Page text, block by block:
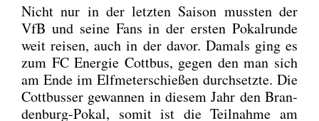
Nicht nur in der letz­ten Sai­son muss­ten der
VfB und sei­ne Fans in der ers­ten Pokal­run­de
weit rei­sen, auch in der davor. Damals ging es
zum FC Ener­gie Cott­bus, gegen den man sich
am Ende im Elf­me­ter­schie­ßen durch­setz­te. Die
Cott­bus­ser gewan­nen in die­sem Jahr den Bran­
den­burg-Pokal, somit ist die Teil­nah­me am